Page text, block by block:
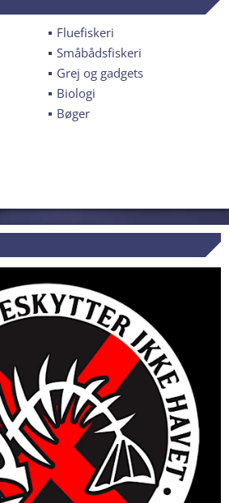
Fluefiskeri
Småbådsfiskeri
Grej og gadgets
Biologi
Bøger